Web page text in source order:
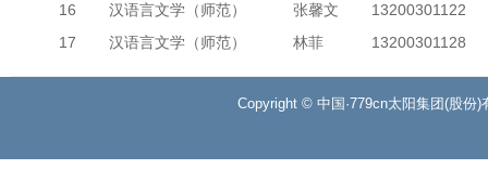
16
汉语言文学（师范） 张馨文
13200301122
17
汉语言文学（师范） 林菲 13200301128
Copyright © 中国·779cn太阳集团(股份